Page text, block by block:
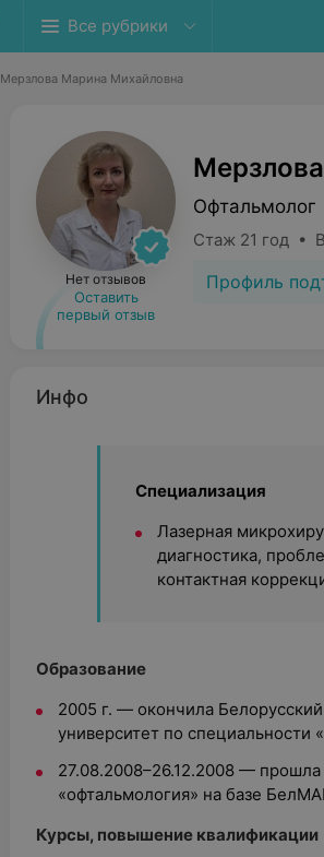
Все рубрики
Мерзлова Марина Михайловна
Нет отзывов
Оставить
первый отзыв
Офтальмолог
Стаж 21 год •
Профиль
Инфо
Специализация
Лазерная
диагностика,
контактная
Образование
2005 г. — окончила
университет по специальности
27.08.2008–26.12.2008 —
«офтальмология» на базе
Курсы, повышение квалификации